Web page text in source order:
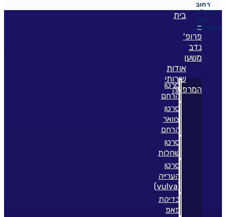
רחוב
רמב"ם
26,
גבעתיים
בית
–
פרופ'
נדב
משען
אודות
שירותי
המרפאהסרטן
הרחם
סרטן
צוואר
הרחם
סרטן
שחלות
סרטן
הערייה
(vulva)
בדיקת
פאפ